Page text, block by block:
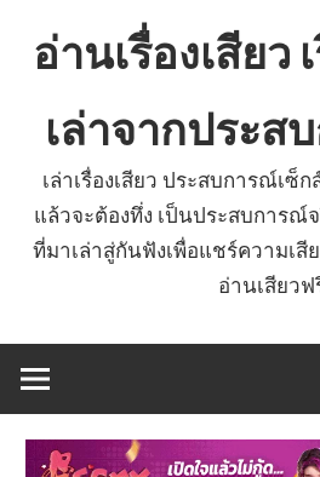
อ่านเรื่องเสียว
เล่าจากประส
เล่าเรื่องเสียว ประสบการณ์เซ็
แล้วจะต้องทึ่ง เป็นประสบการณ์
ที่มาเล่าสู่กันฟังเพื่อแชร์ความเสี
อ่านเสียวฟ